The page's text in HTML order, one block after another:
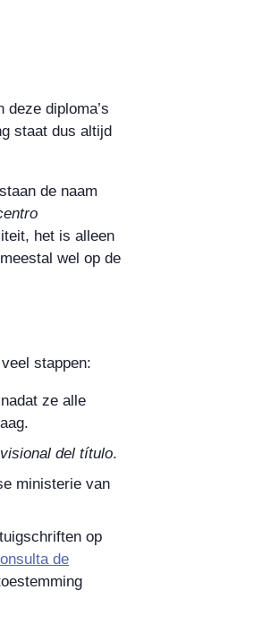
diploma’s
staat dus altijd
de naam
het is alleen
wel op de
stappen:
ze alle
del título.
ministerie van
op
de